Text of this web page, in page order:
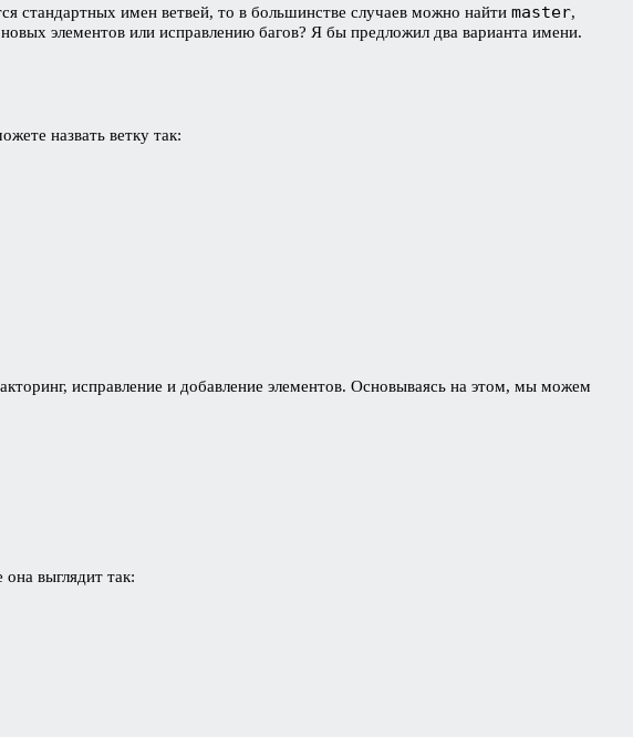
стандартных имен ветвей, то в большинстве случаев можно найти master,
элементов или исправлению багов? Я бы предложил два варианта имени.
назвать ветку так:
исправление и добавление элементов. Основываясь на этом, мы можем
выглядит так: